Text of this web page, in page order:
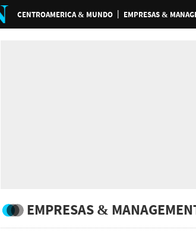
CENTROAMERICA & MUNDO EMPRESAS &
EMPRESAS &